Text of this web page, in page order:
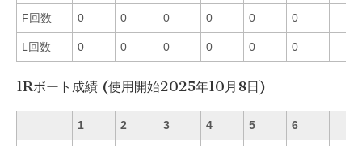
F回数 0 0 0 0 0 0
L回数 0 0 0 0 0 0
1Rボート成績 (使用開始2025年10月8日)
1 2 3 4 5 6